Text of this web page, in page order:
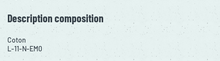
Description composition
Coton
L-11-N-EM0